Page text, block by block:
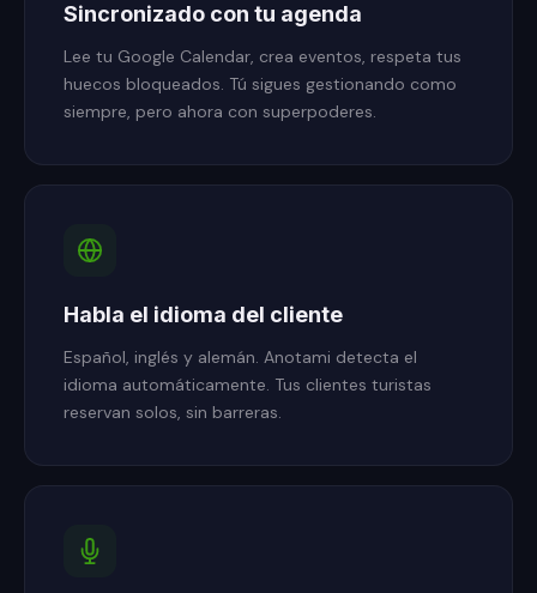
Sincronizado con tu agenda
Lee tu Google Calendar, crea eventos, respeta tus
huecos bloqueados. Tú sigues gestionando como
siempre, pero ahora con superpoderes.
Habla el idioma del cliente
Español, inglés y alemán. Anotami detecta el
idioma automáticamente. Tus clientes turistas
reservan solos, sin barreras.